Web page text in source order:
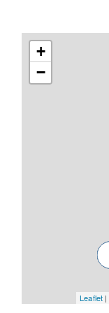
+
−
Leaflet |